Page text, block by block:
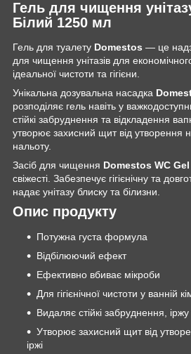
Гель для чищення
Білий 1250 мл
Гель для туалету Domestos — це
для чищення унітазів для
ідеальної чистоти та гігієни.
Унікальна дозувальна насадка
розподіляє гель навіть у
стійкі забруднення та відкладення
утворює захисний щит від утворення
нальоту.
Засіб для чищення Domestos WC Gel
свіжесті. Забезпечує гігієнічну та
надає унітазу блиску та білизни.
Опис продукту
Потужна густа формула
Відбілюючий ефект
Ефективно вбиває мікроби
Для гігієнічної чистоти у ванній
Видаляє стійкі забруднення,
Утворює захисний щит від
іржі